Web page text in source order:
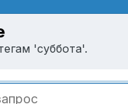
'суббота'.